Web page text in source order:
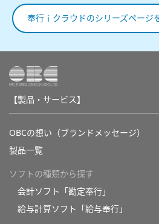
奉行ｉクラウドのシリーズページ
【製品・サービス】
OBCの想い（ブランドメッセージ）
製品一覧
ソフトの種類から探す
会計ソフト「勘定奉行」
給与計算ソフト「給与奉行」